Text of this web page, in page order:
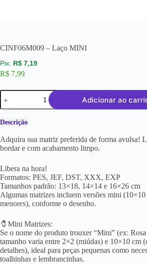
CINF06M009 – Laço MINI
R$ 7,19
R$ 7,99
Adicionar ao
Descrição
Adquira sua matriz preferida de forma avulsa!
bordar e com acabamento limpo.
Libera na hora!
Formatos: PES, JEF, DST, XXX, EXP
Tamanhos padrão: 13×18, 14×14 e 16×26 cm
Algumas matrizes incluem versões mini (10×10
menores), conforme o desenho.
🧷Mini Matrizes:
Se o nome do produto trouxer “Mini” (ex:
tamanho varia entre 2×2 (miúdas) e 10×10 cm
detalhes), ideal para peças pequenas como
toalhinhas e lembrancinhas.